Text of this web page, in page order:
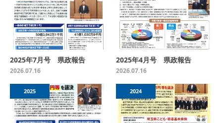
2025年7月号 県政報告
2026.07.16
2025年4月号 県政報告
2026.07.16
2025 2024